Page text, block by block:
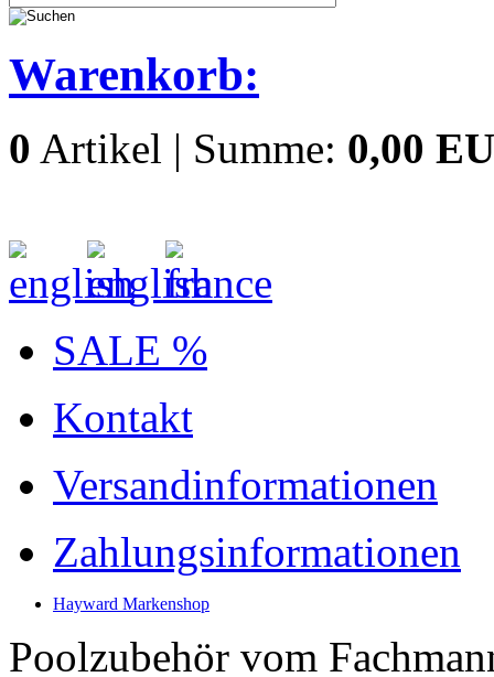
Warenkorb:
0 Artikel | Summe: 0,00
SALE %
Kontakt
Versandinformationen
Zahlungsinformationen
Hayward Markenshop
Poolzubehör vom